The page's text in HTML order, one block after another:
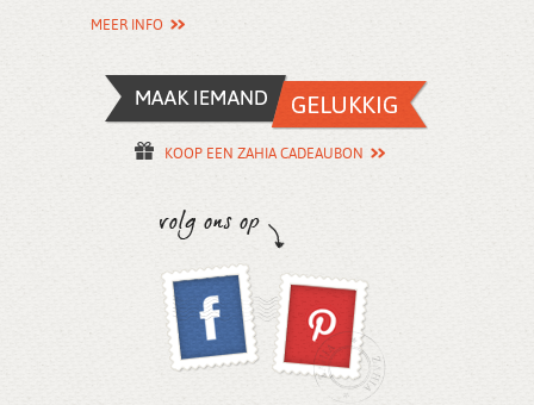
MEER INFO
KOOP EEN ZAHIA CADEAUBON